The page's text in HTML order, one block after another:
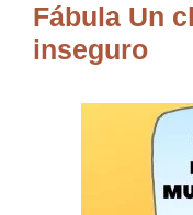
Fábula Un
inseguro